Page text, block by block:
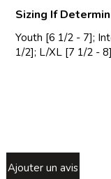
Sizing If
Youth [6 1/2 - 7];
1/2]; L/XL [7 1/2 - 8]
Ajouter un avis